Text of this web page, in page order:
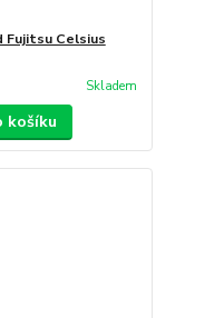
Fujitsu Celsius
Skladem
košíku